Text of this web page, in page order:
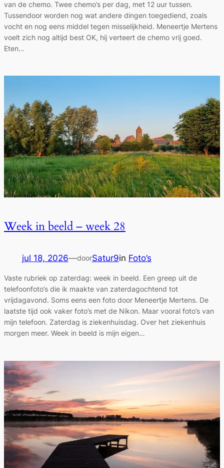
van de chemo. Twee chemo’s per dag, met 12 uur tussen.
Tussendoor worden nog wat andere dingen toegediend, zoals
vocht en nog eens middel tegen misselijkheid. Meneertje Mertens
voelt zich nog altijd best OK, hij verteert de chemo vrij goed.
Eten…
Week in beeld – week 28
jul 18, 2026—doorSatur9in Foto’s
Vaste rubriek op zaterdag: week in beeld. Een greep uit de
telefoonfoto’s die ik maakte van zaterdagochtend tot
vrijdagavond. Soms eens een foto door Meneertje Mertens. De
laatste tijd ook vaker foto’s met de Nikon. Maar vooral foto’s van
mijn telefoon. Zaterdag is ziekenhuisdag. Over het ziekenhuis
morgen meer. Week in beeld is mijn eigen…